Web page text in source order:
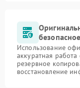
Использование
аккуратная
резервное
восстановление